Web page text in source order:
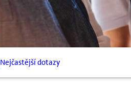
Nejčastější dotazy